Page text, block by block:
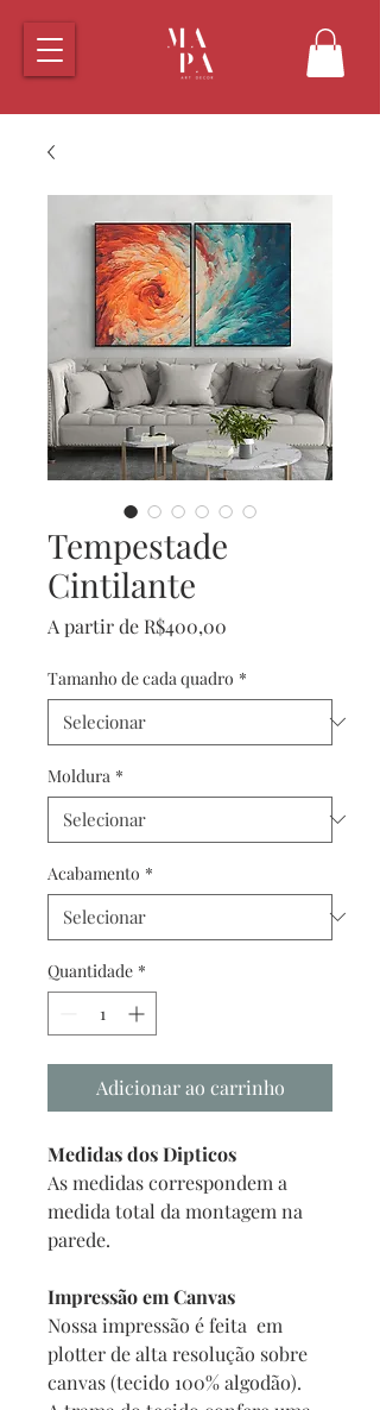
Tempestade
Cintilante
A partir de R$400,00
Tamanho de cada quadro *
Moldura *
Acabamento *
Quantidade *
Adicionar ao carrinho
Medidas dos Dipticos
As medidas correspondem a
medida total da montagem na
parede.
Impressão em Canvas
Nossa impressão é feita em
plotter de alta resolução sobre
canvas (tecido 100% algodão).